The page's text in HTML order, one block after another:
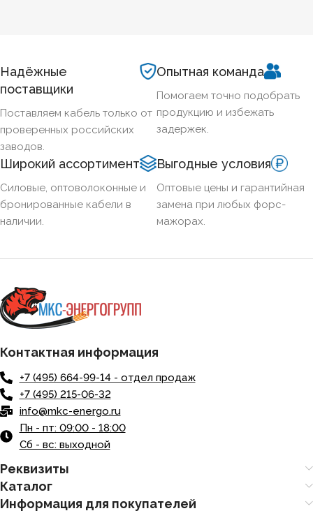
ОГНЕСТОЙКИЙ
НАЛИЧИЕ ЭКРАНА
БРОНИРОВАННЫЙ
Надёжные
поставщики
Поставляем кабель только от
проверенных российских
заводов.
Опытная команда
Помогаем точно подобрать
продукцию и избежать
задержек.
Широкий ассортимент
Силовые, оптоволоконные и
бронированные кабели в
наличии.
Выгодные условия
Оптовые цены и гарантийная
замена при любых форс-
мажорах.
Контактная информация
+7 (495) 664-99-14 - отдел продаж
+7 (495) 215-06-32
info@mkc-energo.ru
Пн - пт: 09:00 - 18:00
Сб - вс: выходной
Реквизиты
Каталог
Информация для покупателей